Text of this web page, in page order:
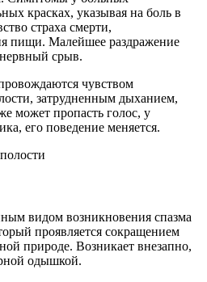
красках, указывая на боль в
страха смерти,
пищи. Малейшее раздражение
срыв.
чувством
затрудненным дыханием,
может пропасть голос, у
его поведение меняется.
видом возникновения спазма
проявляется сокращением
природе. Возникает внезапно,
одышкой.